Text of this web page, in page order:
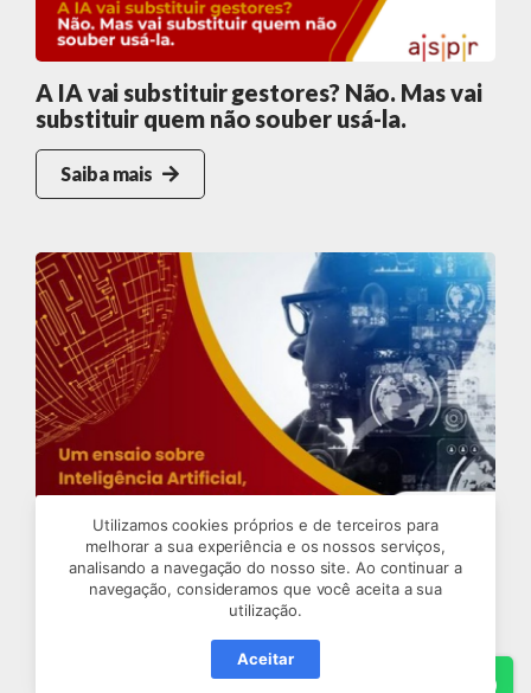
A IA vai substituir gestores? Não. Mas vai
substituir quem não souber usá-la.
Saiba mais
Um ensaio sobre Inteligência Artificial,
Capitalismo e o próximo estágio do
desenvolvimento humano
Utilizamos cookies próprios e de terceiros para
melhorar a sua experiência e os nossos serviços,
analisando a navegação do nosso site. Ao continuar a
navegação, consideramos que você aceita a sua
utilização.
Aceitar